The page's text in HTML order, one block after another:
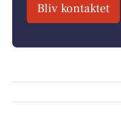
Bliv kontaktet